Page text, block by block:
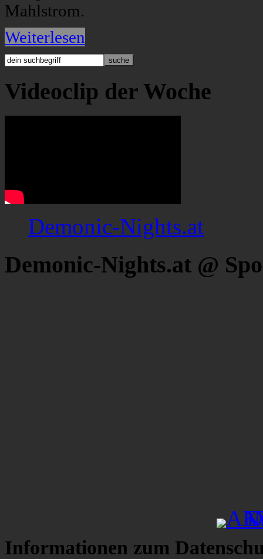
Mahlstrom.
Weiterlesen
Videoclip der Woche
Demonic-Nights.at
Demonic-Nights.at @
Informationen zum